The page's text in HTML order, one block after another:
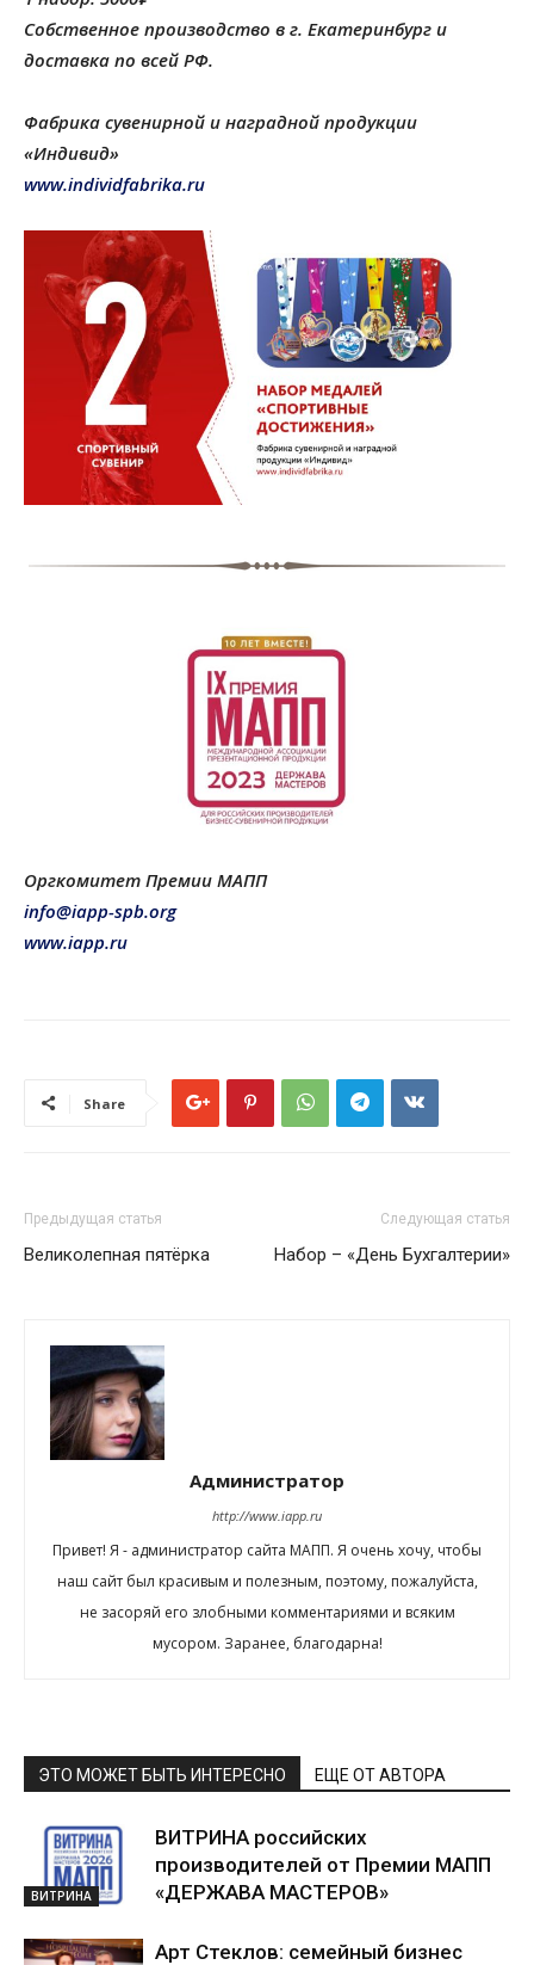
Собственное производство в г. Екатеринбург и
доставка по всей РФ.
Фабрика сувенирной и наградной продукции
«Индивид»
www.individfabrika.ru
Оргкомитет Премии МАПП
info@iapp-spb.org
www.iapp.ru
Share
Предыдущая статья
Великолепная пятёрка
Следующая статья
Набор – «День Бухгалтерии»
Администратор
http://www.iapp.ru
Привет! Я - администратор сайта МАПП. Я очень хочу, чтобы
наш сайт был красивым и полезным, поэтому, пожалуйста,
не засоряй его злобными комментариями и всяким
мусором. Заранее, благодарна!
ЭТО МОЖЕТ БЫТЬ ИНТЕРЕСНО ЕЩЕ ОТ АВТОРА
ВИТРИНА
ВИТРИНА российских
производителей от Премии МАПП
«ДЕРЖАВА МАСТЕРОВ»
Арт Стеклов: семейный бизнес